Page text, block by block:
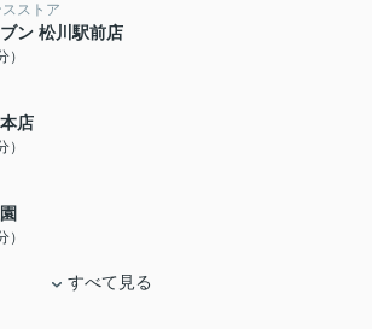
ストア
ン 松川駅前店
店
すべて見る